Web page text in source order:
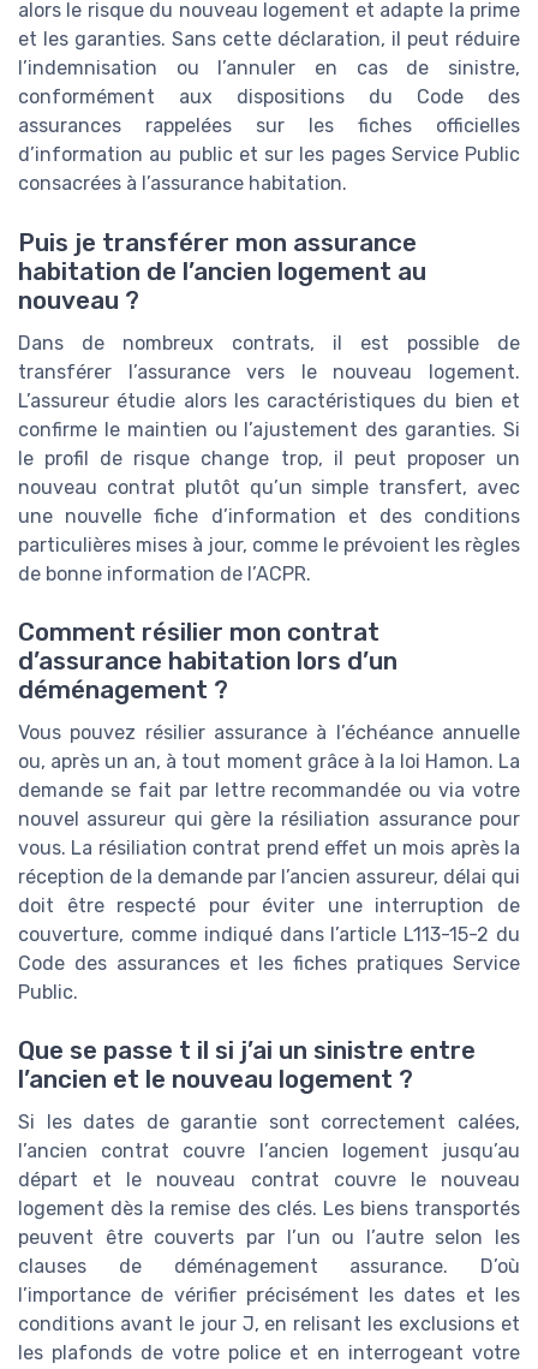
alors le risque du nouveau logement et adapte la prime
et les garanties. Sans cette déclaration, il peut réduire
l’indemnisation ou l’annuler en cas de sinistre,
conformément aux dispositions du Code des
assurances rappelées sur les fiches officielles
d’information au public et sur les pages Service Public
consacrées à l’assurance habitation.
Puis je transférer mon assurance
habitation de l’ancien logement au
nouveau ?
Dans de nombreux contrats, il est possible de
transférer l’assurance vers le nouveau logement.
L’assureur étudie alors les caractéristiques du bien et
confirme le maintien ou l’ajustement des garanties. Si
le profil de risque change trop, il peut proposer un
nouveau contrat plutôt qu’un simple transfert, avec
une nouvelle fiche d’information et des conditions
particulières mises à jour, comme le prévoient les règles
de bonne information de l’ACPR.
Comment résilier mon contrat
d’assurance habitation lors d’un
déménagement ?
Vous pouvez résilier assurance à l’échéance annuelle
ou, après un an, à tout moment grâce à la loi Hamon. La
demande se fait par lettre recommandée ou via votre
nouvel assureur qui gère la résiliation assurance pour
vous. La résiliation contrat prend effet un mois après la
réception de la demande par l’ancien assureur, délai qui
doit être respecté pour éviter une interruption de
couverture, comme indiqué dans l’article L113-15-2 du
Code des assurances et les fiches pratiques Service
Public.
Que se passe t il si j’ai un sinistre entre
l’ancien et le nouveau logement ?
Si les dates de garantie sont correctement calées,
l’ancien contrat couvre l’ancien logement jusqu’au
départ et le nouveau contrat couvre le nouveau
logement dès la remise des clés. Les biens transportés
peuvent être couverts par l’un ou l’autre selon les
clauses de déménagement assurance. D’où
l’importance de vérifier précisément les dates et les
conditions avant le jour J, en relisant les exclusions et
les plafonds de votre police et en interrogeant votre